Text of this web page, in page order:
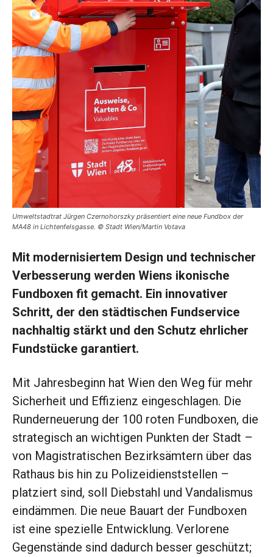
Umweltstadtrat Jürgen Czernohorszky präsentiert eine neue Fundbox der
MA48 in Lichtenfelsgasse. © Stadt Wien/Martin Votava
Mit modernisiertem Design und technischer
Verbesserung werden Wiens ikonische
Fundboxen fit gemacht. Ein innovativer
Schritt, der den städtischen Fundservice
nachhaltig stärkt und den Schutz ehrlicher
Fundstücke garantiert.
Mit Jahresbeginn hat Wien den Weg für mehr
Sicherheit und Effizienz eingeschlagen. Die
Runderneuerung der 100 roten Fundboxen, die
strategisch an wichtigen Punkten der Stadt –
von Magistratischen Bezirksämtern über das
Rathaus bis hin zu Polizeidienststellen –
platziert sind, soll Diebstahl und Vandalismus
eindämmen. Die neue Bauart der Fundboxen
ist eine spezielle Entwicklung. Verlorene
Gegenstände sind dadurch besser geschützt;